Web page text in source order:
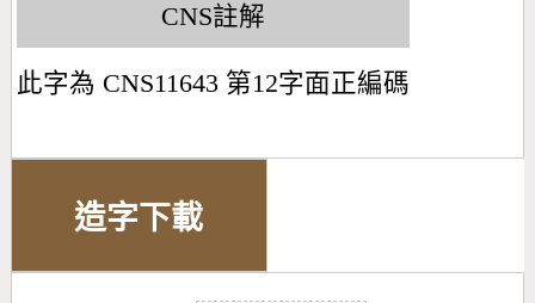
CNS註解
此字為 CNS11643 第12字面正編碼
造字下載